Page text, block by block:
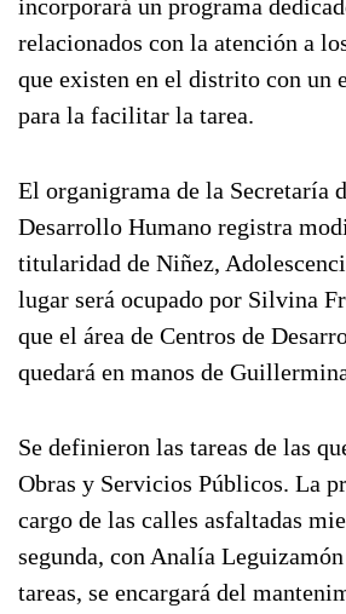
incorporará un programa
relacionados con la atención a
que existen en el distrito con un
para la facilitar la tarea.
El organigrama de la Secretaría
Desarrollo Humano registra
titularidad de Niñez,
lugar será ocupado por Silvina
que el área de Centros de
quedará en manos de
Se definieron las tareas de las
Obras y Servicios Públicos. La
cargo de las calles asfaltadas
segunda, con Analía
tareas, se encargará del